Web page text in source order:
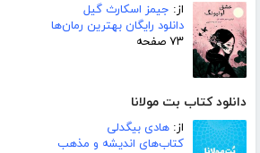
از: جیمز اسکارث گیل
دانلود رایگان بهترین رمان‌ها
۷۳ صفحه
دانلود کتاب بت مولانا
از: هادی بیگدلی
کتاب‌های اندیشه و مذهب